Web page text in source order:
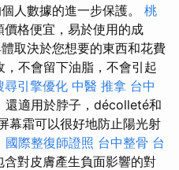
人數據的進一步保護。 桃
價格便宜，易於使用的成
取決於您想要的東西和花費
不會留下油脂，不會引起
尋引擎優化 中醫 推拿 台中
還適用於脖子，décolleté和
幕霜可以很好地防止陽光射
國際整復師證照 台中整骨 台
含對皮膚產生負面影響的對